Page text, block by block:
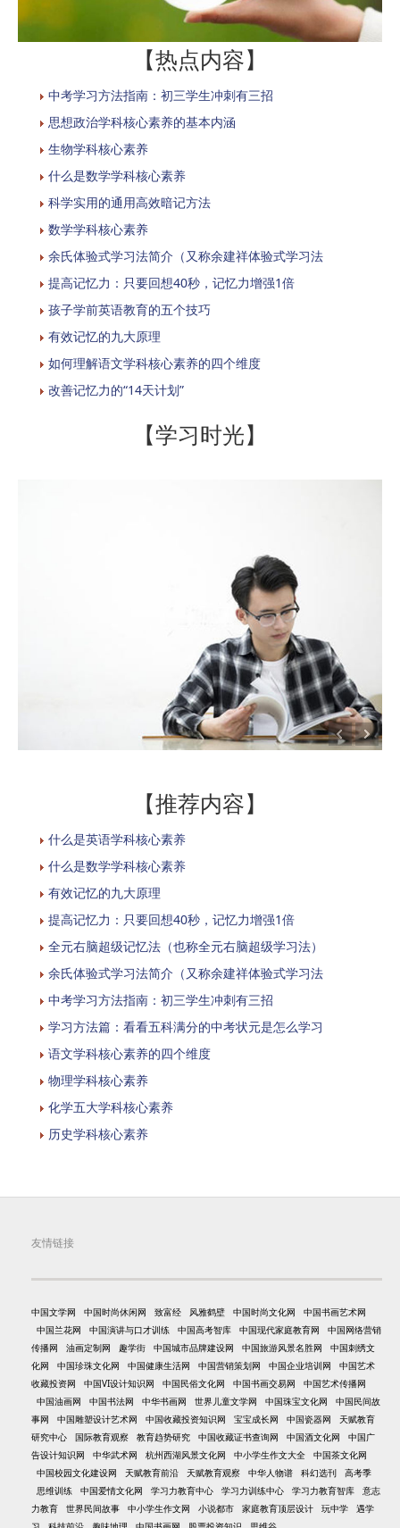
【热点内容】
中考学习方法指南：初三学生冲刺有三招
思想政治学科核心素养的基本内涵
生物学科核心素养
什么是数学学科核心素养
科学实用的通用高效暗记方法
数学学科核心素养
余氏体验式学习法简介（又称余建祥体验式学习法
提高记忆力：只要回想40秒，记忆力增强1倍
孩子学前英语教育的五个技巧
有效记忆的九大原理
如何理解语文学科核心素养的四个维度
改善记忆力的“14天计划”
【学习时光】
【推荐内容】
什么是英语学科核心素养
什么是数学学科核心素养
有效记忆的九大原理
提高记忆力：只要回想40秒，记忆力增强1倍
全元右脑超级记忆法（也称全元右脑超级学习法）
余氏体验式学习法简介（又称余建祥体验式学习法
中考学习方法指南：初三学生冲刺有三招
学习方法篇：看看五科满分的中考状元是怎么学习
语文学科核心素养的四个维度
物理学科核心素养
化学五大学科核心素养
历史学科核心素养
友情链接
中国文学网 中国时尚休闲网 致富经 风雅鹤壁 中国时尚文化网
中国书画艺术网
中国兰花网
中国演讲与口才训练 中国高考智库 中国现代家庭教育网
中国网络营销
传播网
油画定制网 趣学街 中国城市品牌建设网 中国旅游风景名胜网
中国刺绣文
化网
中国珍珠文化网 中国健康生活网 中国营销策划网 中国企业培训网
中国艺术
收藏投资网
中国VI设计知识网 中国民俗文化网 中国书画交易网
中国艺术传播网
中国油画网
中国书法网 中华书画网 世界儿童文学网 中国珠宝文化网
中国民间故
事网
中国雕塑设计艺术网 中国收藏投资知识网 宝宝成长网 中国瓷器网
天赋教育
研究中心
国际教育观察 教育趋势研究 中国收藏证书查询网 中国酒文化网
中国广
告设计知识网
中华武术网 杭州西湖风景文化网 中小学生作文大全
中国茶文化网
中国校园文化建设网
天赋教育前沿 天赋教育观察 中华人物谱 科幻选刊
高考季
思维训练
中国爱情文化网 学习力教育中心 学习力训练中心 学习力教育智库
意志
力教育
世界民间故事 中小学生作文网 小说都市 家庭教育顶层设计 玩中学
遇学